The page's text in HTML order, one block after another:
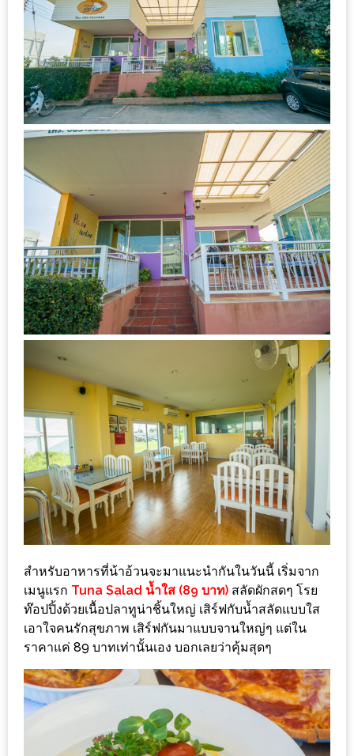
บาร์บีคิว
สาว
เหนือ
กับ
สลัด
หนุ่ม
เด็ด
จาก
ANNA
FARM
ที่
เอาชนะ
ใจ
กรรมการ
THE
EVENT
ที่
ต้อง
ห้าม
พลาด
ฤดู
หนาว
นี้
กับ
PING
FAI
สำหรับอาหารที่น้าอ้วนจะมาแนะนำกันในวันนี้ เริ่มจาก
เมนูแรก Tuna Salad น้ำใส (89 บาท) สลัดผักสดๆ โรย
ท๊อปปิ้งด้วยเนื้อปลาทูน่าชิ้นใหญ่ เสิร์ฟกับน้ำสลัดแบบใส
เอาใจคนรักสุขภาพ เสิร์ฟกันมาแบบจานใหญ่ๆ แต่ใน
ราคาแค่ 89 บาทเท่านั้นเอง บอกเลยว่าคุ้มสุดๆ